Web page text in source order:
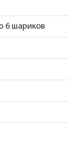
6 шариков